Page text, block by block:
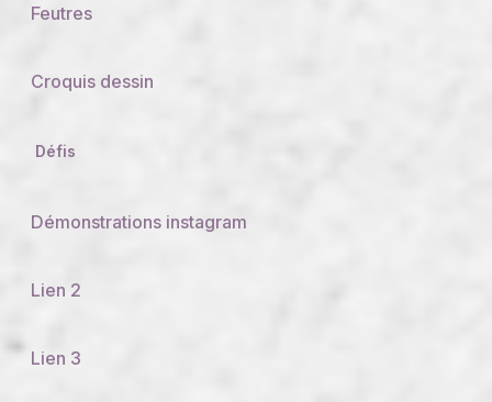
Feutres
Croquis dessin
Défis
Démonstrations instagram
Lien 2
Lien 3